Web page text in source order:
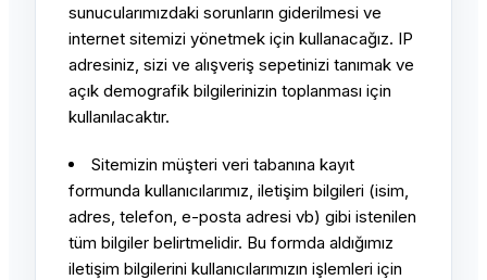
sunucularımızdaki sorunların giderilmesi ve
internet sitemizi yönetmek için kullanacağız. IP
adresiniz, sizi ve alışveriş sepetinizi tanımak ve
açık demografik bilgilerinizin toplanması için
kullanılacaktır.
Sitemizin müşteri veri tabanına kayıt
formunda kullanıcılarımız, iletişim bilgileri (isim,
adres, telefon, e-posta adresi vb) gibi istenilen
tüm bilgiler belirtmelidir. Bu formda aldığımız
iletişim bilgilerini kullanıcılarımızın işlemleri için